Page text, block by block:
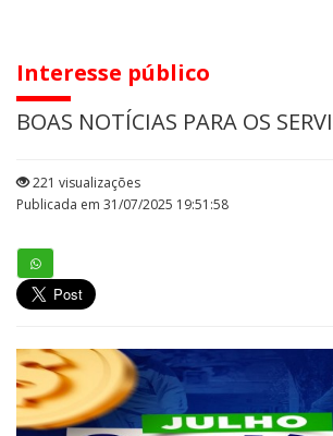
Interesse público
BOAS NOTÍCIAS PARA OS
221 visualizações
Publicada em 31/07/2025 19:51:58